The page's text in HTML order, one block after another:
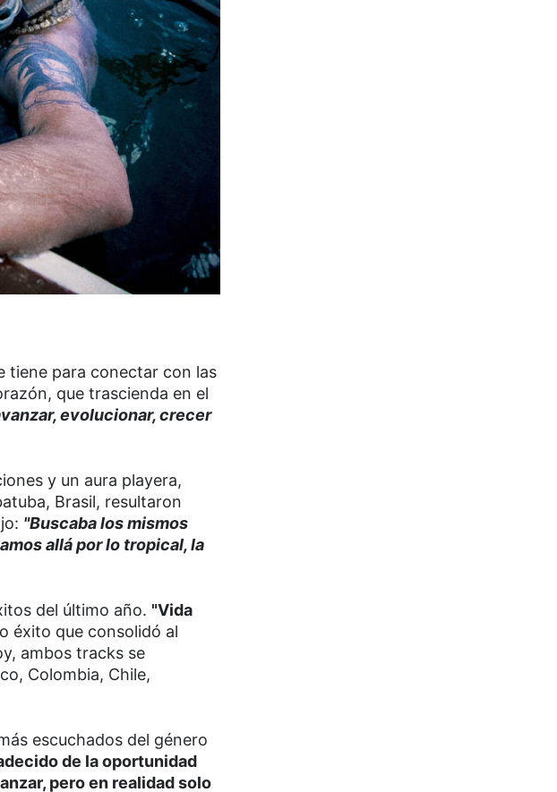
tiene para conectar con las
que trascienda en el
evolucionar, crecer
y un aura playera,
Brasil, resultaron
"Buscaba los mismos
allá por lo tropical, la
del último año. "Vida
éxito que consolidó al
ambos tracks se
Colombia, Chile,
escuchados del género
de la oportunidad
pero en realidad solo